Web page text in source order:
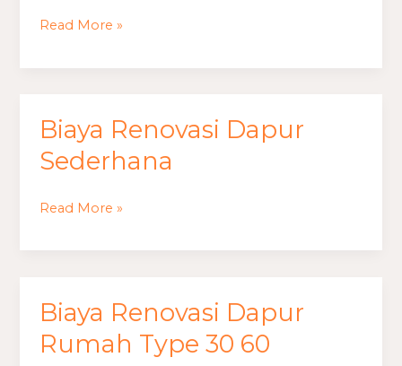
Read More »
Biaya Renovasi Dapur
Sederhana
Biaya
Renovasi
Dapur
Read More »
Biaya Renovasi Dapur
Rumah Type 30 60
Biaya
Renovasi
Dapur